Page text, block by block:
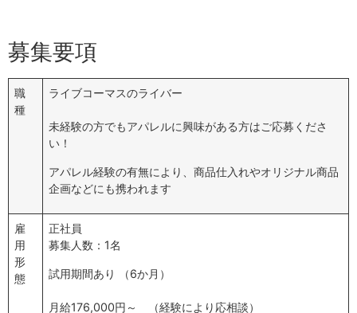
募集要項
職
種
ライブコーマスのライバー
未経験の方でもアパレルに興味がある方はご応募くださ
い！
アパレル経験の有無により、商品仕入れやオリジナル商品
企画などにも携われます
雇
用
形
態
正社員
募集人数：1名
試用期間あり （6か月）
月給176,000円～ （経験により応相談）